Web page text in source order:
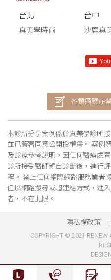
台北
真美學時尚
台中
沙鹿真
各類適應症
本診所分享案例係於真美學診所
並已簽署同意公開授權書。 案例
及診療參考說明。因任何醫療處
診所接受醫師親自診斷後，進行
程。 禁止任何網際網路服務業者
但以網路搜尋或超連結方式，進
者，不在此限。
隱私權政策
COPYRIGHT © 2021 RENEW